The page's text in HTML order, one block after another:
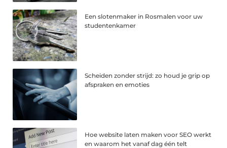
Een slotenmaker in Rosmalen voor uw
studentenkamer
Scheiden zonder strijd: zo houd je grip op
afspraken en emoties
Hoe website laten maken voor SEO werkt
en waarom het vanaf dag één telt